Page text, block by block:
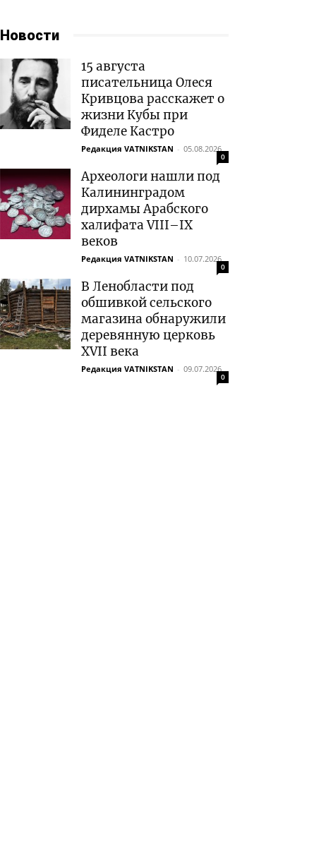
Новости
15 августа
писательница Олеся
Кривцова расскажет о
жизни Кубы при
Фиделе Кастро
Редакция VATNIKSTAN - 05.08.2026
0
Археологи нашли под
Калининградом
дирхамы Арабского
халифата VIII–IX
веков
Редакция VATNIKSTAN - 10.07.2026
0
В Ленобласти под
обшивкой сельского
магазина обнаружили
деревянную церковь
XVII века
Редакция VATNIKSTAN - 09.07.2026
0